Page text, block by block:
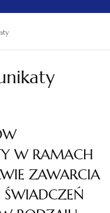
W RAMACH
ZAWARCIA